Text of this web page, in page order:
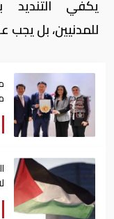
يكفي التنديد
للمدنيين، بل يجب